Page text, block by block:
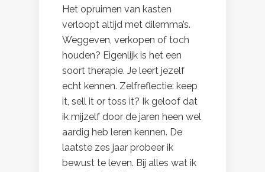
Het opruimen van kasten
verloopt altijd met dilemma’s.
Weggeven, verkopen of toch
houden? Eigenlijk is het een
soort therapie. Je leert jezelf
echt kennen. Zelfreflectie: keep
it, sell it or toss it? Ik geloof dat
ik mijzelf door de jaren heen wel
aardig heb leren kennen. De
laatste zes jaar probeer ik
bewust te leven. Bij alles wat ik